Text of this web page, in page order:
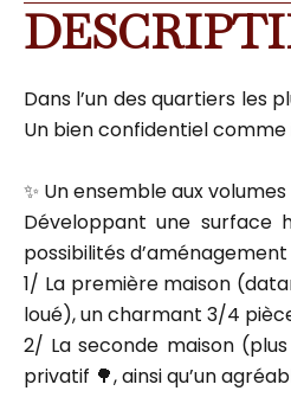
Dans l’un des quartiers les
Un bien confidentiel
✨ Un ensemble aux
Développant une surface
possibilités d’aménagement
1/ La première maison
loué), un charmant 3/4
2/ La seconde maison
privatif 🌳, ainsi qu’un